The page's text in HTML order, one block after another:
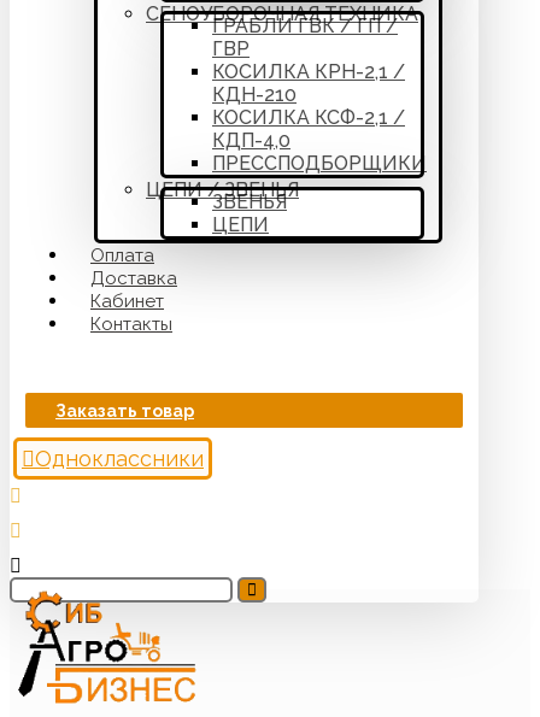
СЕНОУБОРОЧНАЯ ТЕХНИКА
ГРАБЛИ ГВК / ГП /
ГВР
КОСИЛКА КРН-2,1 /
КДН-210
КОСИЛКА КСФ-2,1 /
КДП-4,0
ПРЕССПОДБОРЩИКИ
ЦЕПИ / ЗВЕНЬЯ
ЗВЕНЬЯ
ЦЕПИ
Оплата
Доставка
Кабинет
Контакты
Заказать товар
Одноклассники